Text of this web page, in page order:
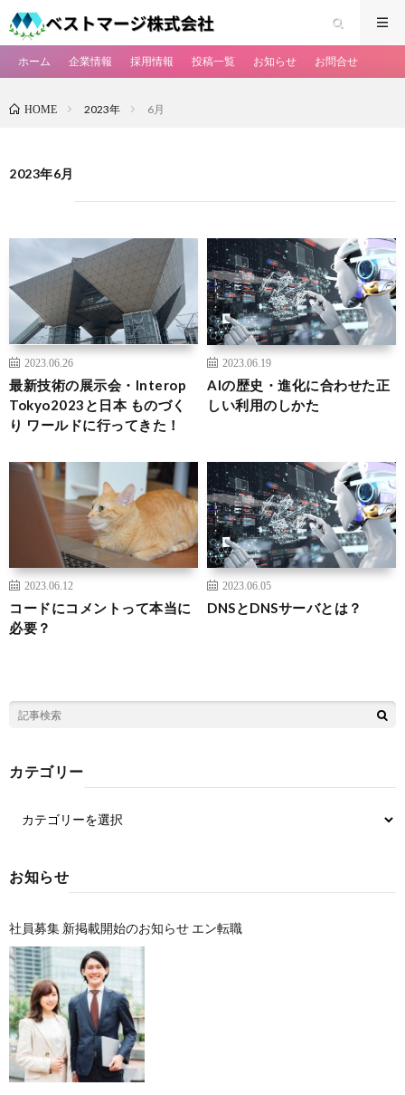
ホーム 企業情報 採用情報 投稿一覧 お知らせ お問合せ
HOME 2023年 6月
2023年6月
2023.06.26
最新技術の展示会・Interop
Tokyo2023と日本 ものづく
り ワールドに行ってきた！
2023.06.19
AIの歴史・進化に合わせた正
しい利用のしかた
2023.06.12
コードにコメントって本当に
必要？
2023.06.05
DNSとDNSサーバとは？
カテゴリー
お知らせ
社員募集 新掲載開始のお知らせ エン転職